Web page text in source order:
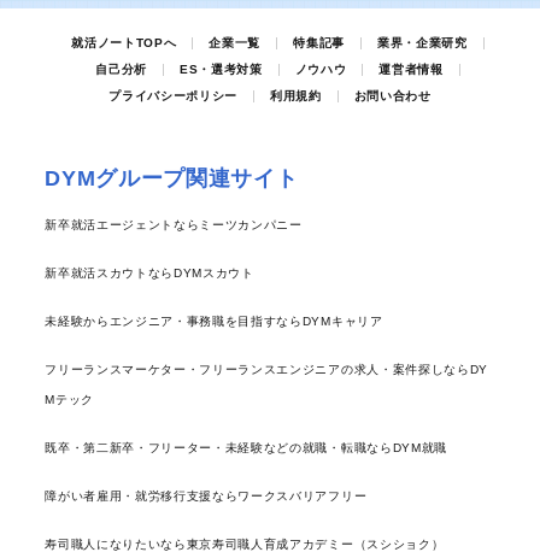
就活ノートTOPへ 企業一覧 特集記事
業界・企業研究
自己分析
ES・選考対策 ノウハウ
運営者情報
プライバシーポリシー
利用規約 お問い合わせ
DYMグループ関連サイト
新卒就活エージェントならミーツカンパニー
新卒就活スカウトならDYMスカウト
未経験からエンジニア・事務職を目指すならDYMキャリア
フリーランスマーケター・フリーランスエンジニアの求人・案件探しならDY
Mテック
既卒・第二新卒・フリーター・未経験などの就職・転職ならDYM就職
障がい者雇用・就労移行支援ならワークスバリアフリー
寿司職人になりたいなら東京寿司職人育成アカデミー（スシショク）